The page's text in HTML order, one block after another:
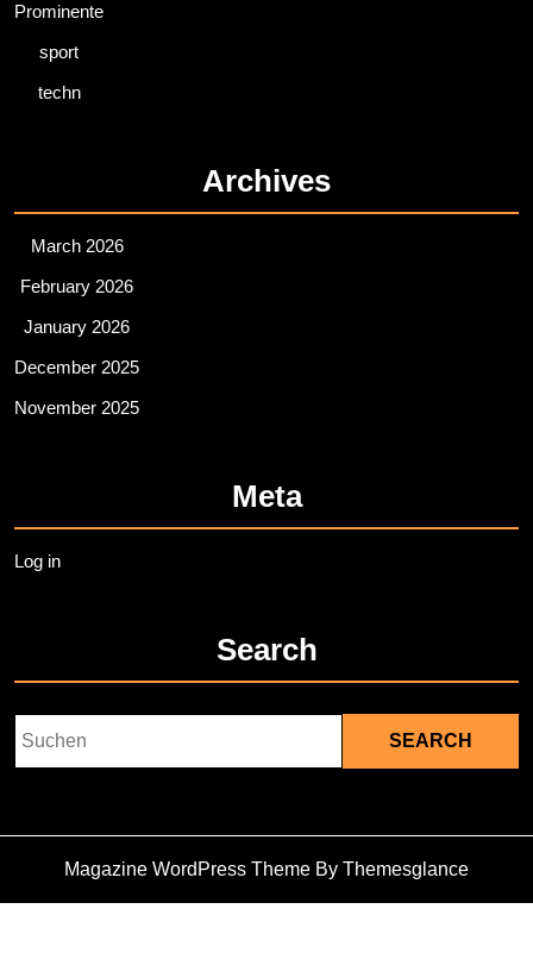
Prominente
sport
techn
Archives
March 2026
February 2026
January 2026
December 2025
November 2025
Meta
Log in
Search
Magazine WordPress Theme By Themesglance